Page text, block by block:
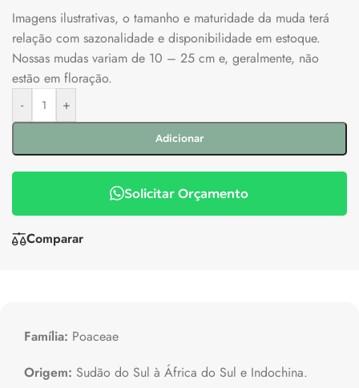
Imagens ilustrativas, o tamanho e maturidade da muda terá
relação com sazonalidade e disponibilidade em estoque.
Nossas mudas variam de 10 – 25 cm e, geralmente, não
estão em floração.
-
+
Adicionar
Solicitar Orçamento
Comparar
Família: Poaceae
Origem: Sudão do Sul à África do Sul e Indochina.